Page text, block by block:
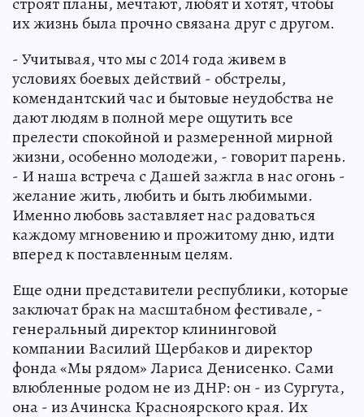
их жизнь была прочно связана друг с другом.
- Учитывая, что мы с 2014 года живем в
условиях боевых действий - обстрелы,
комендантский час и бытовые неудобства не
дают людям в полной мере ощутить все
прелести спокойной и размеренной мирной
жизни, особенно молодежи, - говорит парень.
- И наша встреча с Дашей зажгла в нас огонь -
желание жить, любить и быть любимыми.
Именно любовь заставляет нас радоваться
каждому мгновению и прожитому дню, идти
вперед к поставленным целям.
Еще одни представители республики, которые
заключат брак на масштабном фестивале, -
генеральный директор клининговой
компании Василий Щербаков и директор
фонда «Мы рядом» Лариса Денисенко. Сами
влюбленные родом не из ДНР: он - из Сургута,
она - из Ачинска Красноярского края. Их